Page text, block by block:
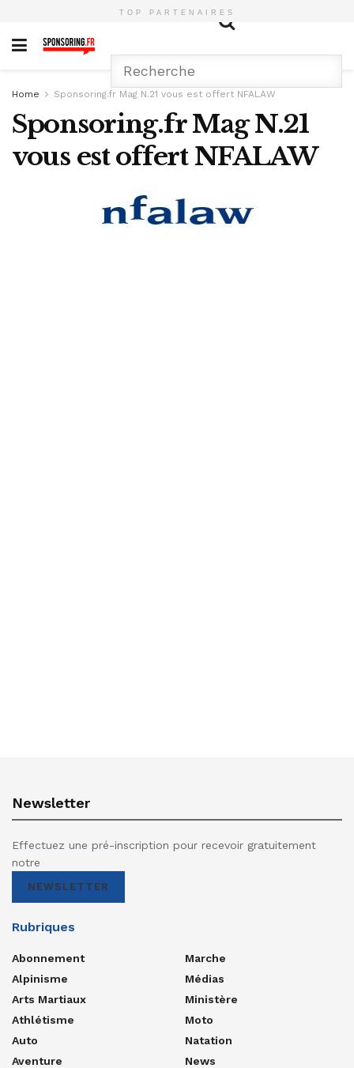
TOP PARTENAIRES
Home Sponsoring.fr Mag N.21 vous est offert NFALAW
Sponsoring.fr Mag N.21
vous est offert NFALAW
Newsletter
Effectuez une pré-inscription pour recevoir gratuitement
notre
NEWSLETTER
Rubriques
Abonnement
Alpinisme
Arts Martiaux
Athlétisme
Auto
Aventure
Marche
Médias
Ministère
Moto
Natation
News